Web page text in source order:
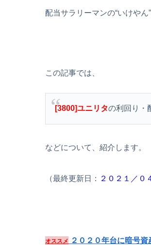
配当サラリーマンの“いけやん
この記事では、
[3800]ユニリタの利回り・
などについて、紹介します。
（最終更新日： ２０２１／０
オススメ ２０２０年台に暗号